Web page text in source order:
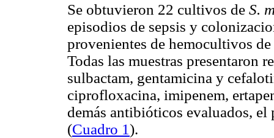
Se obtuvieron 22 cultivos de S.
episodios de sepsis y
provenientes de hemocultivos
Todas las muestras presentaron
sulbactam, gentamicina y
ciprofloxacina, imipenem,
demás antibióticos evaluados,
(Cuadro 1).